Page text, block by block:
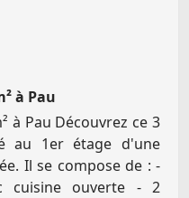
à Pau
à Pau Découvrez ce 3
au 1er étage d'une
Il se compose de : -
cuisine ouverte - 2